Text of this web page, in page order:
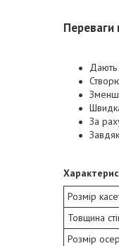
Переваги
Дають
За
Розмір
Товщина
Розмір